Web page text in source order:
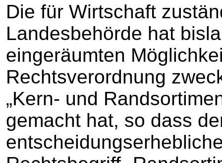
Die für Wirtschaft
Landesbehörde hat
eingeräumten
Rechtsverordnung
„Kern- und
gemacht hat, so dass